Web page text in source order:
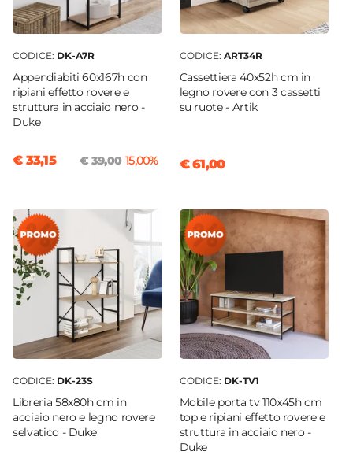
CODICE: DK-A7R
Appendiabiti 60x167h con
ripiani effetto rovere e
struttura in acciaio nero -
Duke
€ 33,15 € 39,00 15,00%
CODICE: ART34R
Cassettiera 40x52h cm in
legno rovere con 3 cassetti
su ruote - Artik
€ 61,00
CODICE: DK-23S
Libreria 58x80h cm in
acciaio nero e legno rovere
selvatico - Duke
CODICE: DK-TV1
Mobile porta tv 110x45h cm
top e ripiani effetto rovere e
struttura in acciaio nero -
Duke